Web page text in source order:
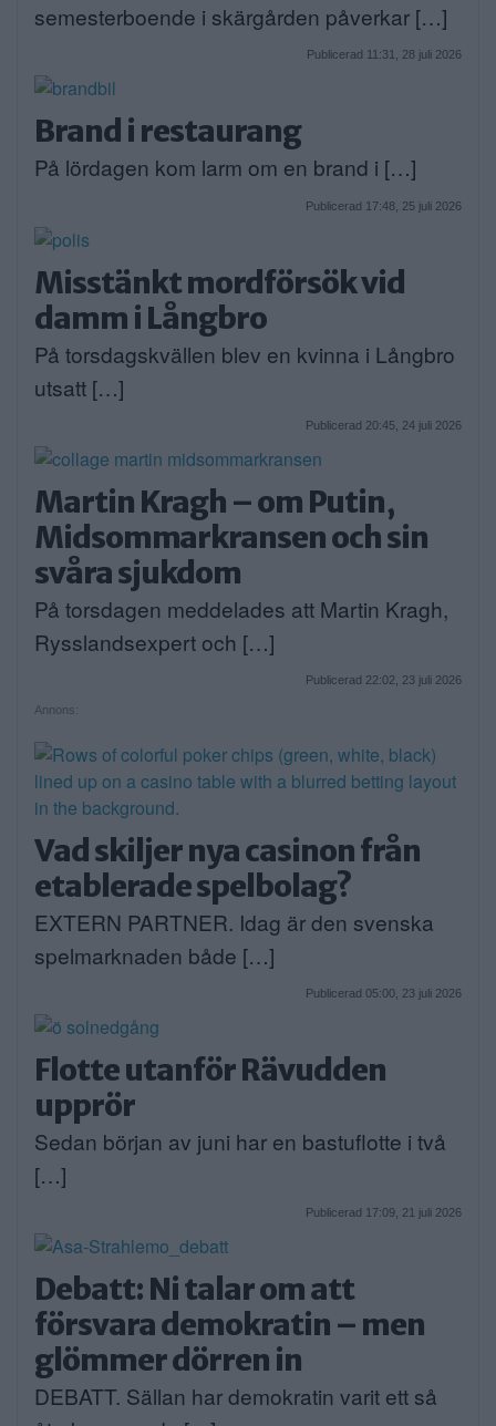
semesterboende i skärgården påverkar […]
Publicerad 11:31, 28 juli 2026
Brand i restaurang
På lördagen kom larm om en brand i […]
Publicerad 17:48, 25 juli 2026
Misstänkt mordförsök vid
damm i Långbro
På torsdagskvällen blev en kvinna i Långbro
utsatt […]
Publicerad 20:45, 24 juli 2026
Martin Kragh – om Putin,
Midsommarkransen och sin
svåra sjukdom
På torsdagen meddelades att Martin Kragh,
Rysslandsexpert och […]
Publicerad 22:02, 23 juli 2026
Annons:
Vad skiljer nya casinon från
etablerade spelbolag?
EXTERN PARTNER. Idag är den svenska
spelmarknaden både […]
Publicerad 05:00, 23 juli 2026
Flotte utanför Rävudden
upprör
Sedan början av juni har en bastuflotte i två
[…]
Publicerad 17:09, 21 juli 2026
Debatt: Ni talar om att
försvara demokratin – men
glömmer dörren in
DEBATT. Sällan har demokratin varit ett så